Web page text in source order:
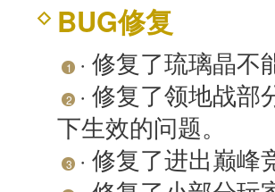
BUG修复
1 · 修复了琉璃晶
2
· 修复了领地战
下生效的问题。
3 · 修复了进出巅